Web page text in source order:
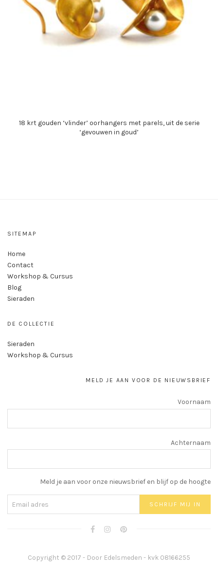
18 krt gouden ‘vlinder’ oorhangers met parels, uit de serie
‘gevouwen in goud’
SITEMAP
Home
Contact
Workshop & Cursus
Blog
Sieraden
DE COLLECTIE
Sieraden
Workshop & Cursus
MELD JE AAN VOOR DE NIEUWSBRIEF
Voornaam
Achternaam
Meld je aan voor onze nieuwsbrief en blijf op de hoogte
Copyright © 2017 - Door Edelsmeden - kvk 08166255